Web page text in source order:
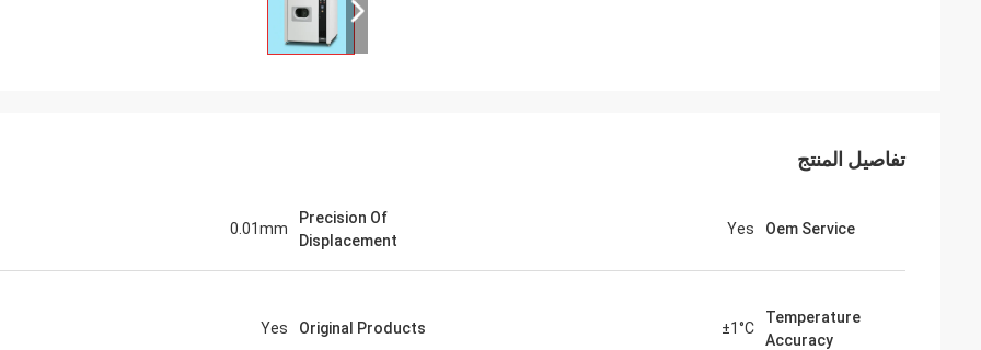
تفاصيل المنتج
Oem Service
Yes
Precision Of
Displacement
0.01mm
Temperature
Accuracy
±1°C
Original Products
Yes